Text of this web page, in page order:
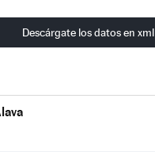
Descárgate los datos en xml